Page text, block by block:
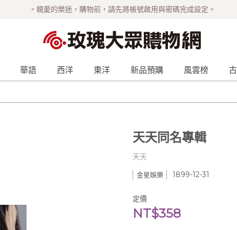
。親愛的樂迷，購物前，請先將帳號啟用與密碼完成設定。
華語 西洋 東洋 新品預購 風雲榜
天天同名專輯
天天
金星娛樂 1899-12-31
定價
NT$358